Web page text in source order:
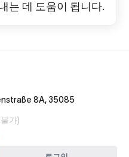
는 데 도움이 됩니다.
8A, 35085
가)